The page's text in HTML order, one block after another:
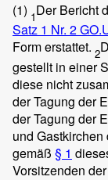
(1) 1Der Bericht
Satz 1 Nr. 2
Form erstattet. 2
gestellt in einer
diese nicht
der Tagung der
der Tagung der
und
gemäß § 1
Vorsitzenden